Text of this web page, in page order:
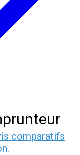
comparatifs